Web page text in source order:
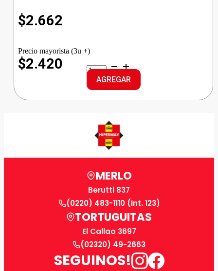
$2.662
Precio mayorista (3u +)
$2.420
PONDS
CREMA
BIO
HIDRATANTE
cantidad
AGREGAR
MERLO
Berutti 837
(0220) 483-1110 (Int. 123)
TORTUGUITAS
El Callao 3697
(02320) 49-2663
SEGUINOS!